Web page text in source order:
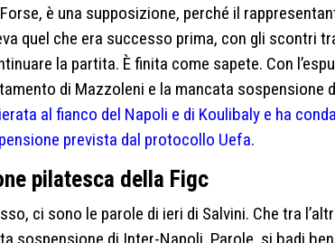
Forse, è una supposizione, perché il
quel che era successo prima, con gli scontri
la partita. È finita come sapete. Con
di Mazzoleni e la mancata sospensione
al fianco del Napoli e di Koulibaly e ha
prevista dal protocollo Uefa.
pilatesca della Figc
ci sono le parole di ieri di Salvini. Che tra
sospensione di Inter-Napoli. Parole, si badi